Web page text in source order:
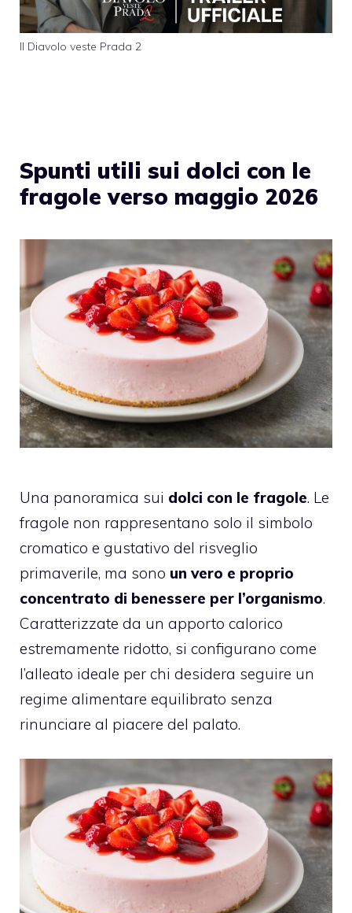
Il Diavolo veste Prada 2
Spunti utili sui dolci con le
fragole verso maggio 2026
Una panoramica sui dolci con le fragole. Le
fragole non rappresentano solo il simbolo
cromatico e gustativo del risveglio
primaverile, ma sono un vero e proprio
concentrato di benessere per l’organismo.
Caratterizzate da un apporto calorico
estremamente ridotto, si configurano come
l’alleato ideale per chi desidera seguire un
regime alimentare equilibrato senza
rinunciare al piacere del palato.